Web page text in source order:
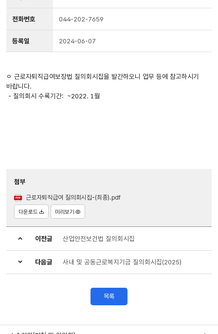
전화번호 044-202-7659
등록일 2024-06-07
ㅇ 근로자퇴직급여보장법 질의회시집을 발간하오니 업무 등에 참고하시기
바랍니다.
- 질의회시 수록기간: ~2022. 1월
첨부
근로자퇴직급여 질의회시집-(최종).pdf
다운로드 미리보기
이전글 산업안전보건법 질의회시집
다음글 사내 및 공동근로복지기금 질의회시집(2025)
목록